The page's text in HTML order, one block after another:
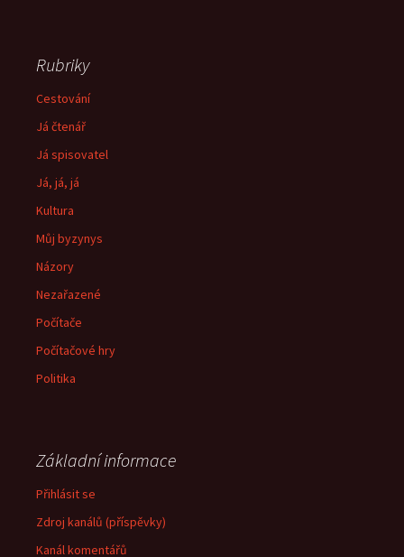
Rubriky
Cestování
Já čtenář
Já spisovatel
Já, já, já
Kultura
Můj byzynys
Názory
Nezařazené
Počítače
Počítačové hry
Politika
Základní informace
Přihlásit se
Zdroj kanálů (příspěvky)
Kanál komentářů